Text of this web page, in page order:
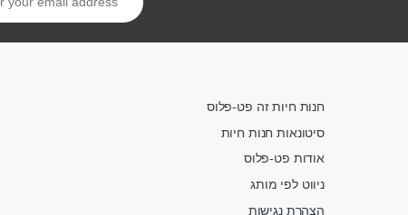
חנות חיות זה פט-פלוס
סיטונאות חנות חיות
אודות פט-פלוס
ניווט לפי מותג
הצהרת נגישות